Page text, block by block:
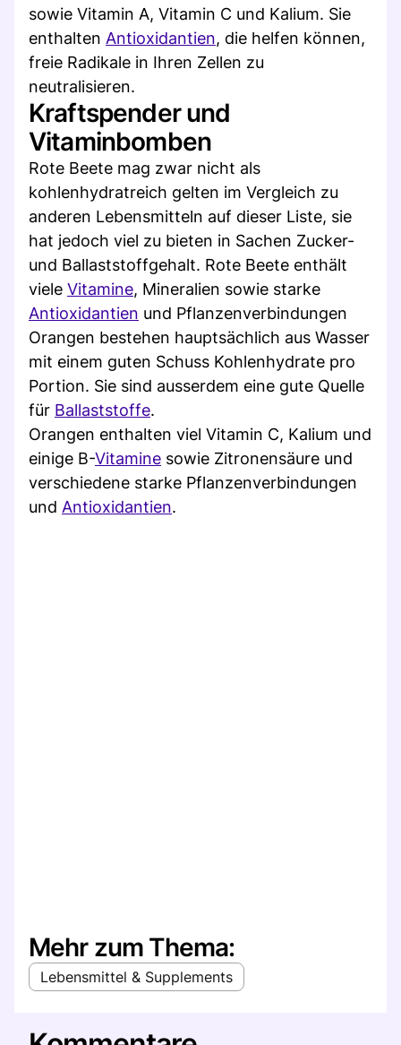
sowie Vitamin A, Vitamin C und Kalium. Sie
enthalten Antioxidantien, die helfen können,
freie Radikale in Ihren Zellen zu
neutralisieren.
Kraftspender und
Vitaminbomben
Rote Beete mag zwar nicht als
kohlenhydratreich gelten im Vergleich zu
anderen Lebensmitteln auf dieser Liste, sie
hat jedoch viel zu bieten in Sachen Zucker-
und Ballaststoffgehalt. Rote Beete enthält
viele Vitamine, Mineralien sowie starke
Antioxidantien und Pflanzenverbindungen
Orangen bestehen hauptsächlich aus Wasser
mit einem guten Schuss Kohlenhydrate pro
Portion. Sie sind ausserdem eine gute Quelle
für Ballaststoffe.
Orangen enthalten viel Vitamin C, Kalium und
einige B-Vitamine sowie Zitronensäure und
verschiedene starke Pflanzenverbindungen
und Antioxidantien.
Mehr zum Thema:
Lebensmittel & Supplements